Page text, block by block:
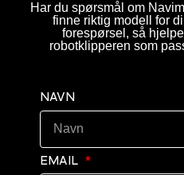
Har du spørsmål om
finne riktig modell for
forespørsel, så
robotklipperen som
NAVN
EMAIL